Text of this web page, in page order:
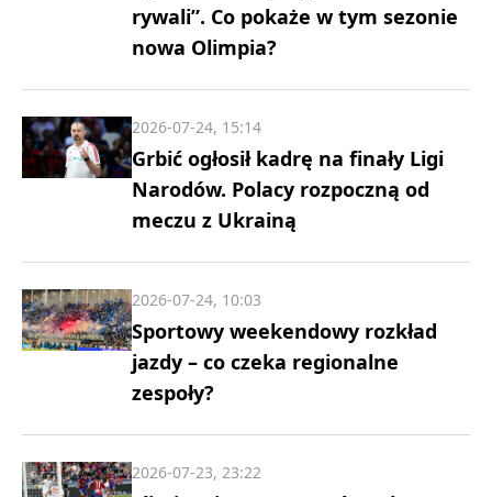
rywali”. Co pokaże w tym sezonie
nowa Olimpia?
Grbić ogłosił kadrę na finały Ligi
Narodów. Polacy rozpoczną od
meczu z Ukrainą
2026-07-24, 15:14
Sportowy weekendowy rozkład
jazdy – co czeka regionalne
zespoły?
2026-07-24, 10:03
2026-07-23, 23:22